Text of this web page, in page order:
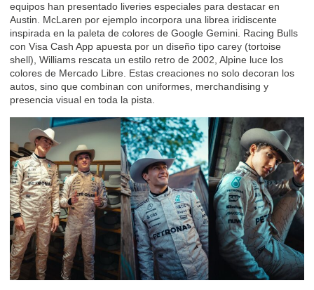
equipos han presentado liveries especiales para destacar en
Austin. McLaren por ejemplo incorpora una librea iridiscente
inspirada en la paleta de colores de Google Gemini. Racing Bulls
con Visa Cash App apuesta por un diseño tipo carey (tortoise
shell), Williams rescata un estilo retro de 2002, Alpine luce los
colores de Mercado Libre. Estas creaciones no solo decoran los
autos, sino que combinan con uniformes, merchandising y
presencia visual en toda la pista.